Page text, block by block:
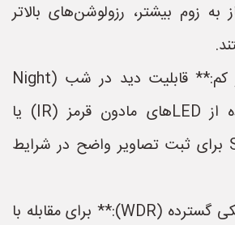
به زوم بیشتر، رزولوشن‌های بالاتر
* **عملکرد در نور کم:** قابلیت دید در شب (Night
Vision) با استفاده از LEDهای مادون قرمز (IR) یا
تکنولوژی Starlight برای ثبت تصاویر واضح در شرایط
* **محدوده دینامیکی گسترده (WDR):** برای مقابله با